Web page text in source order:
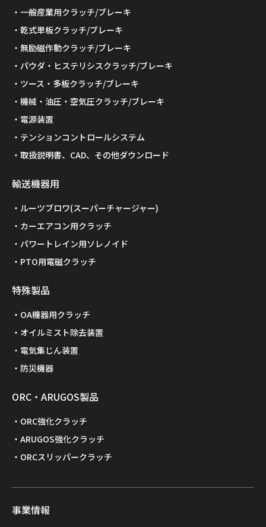
一般産業用クラッチ/ブレーキ
乾式単板クラッチ/ブレーキ
無励磁作動クラッチ/ブレーキ
パウダ・ヒステリシスクラッチ/ブレーキ
ツース・多板クラッチ/ブレーキ
機械・油圧・空気圧クラッチ/ブレーキ
電源装置
テンションコントロールシステム
取扱説明書、CAD、その他ダウンロード
輸送機器用
ルーツブロワ(スーパーチャージャー)
カーエアコン用クラッチ
パワートレイン用ソレノイド
PTO用電磁クラッチ
特殊製品
OA機器用クラッチ
オイルミスト除去装置
電気集じん装置
防災機器
ORC・ARUGOS製品
ORC強化クラッチ
ARUGOS強化クラッチ
ORCスリッパークラッチ
事業情報